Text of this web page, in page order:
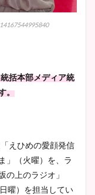
括本部メディア統
。
えひめの愛顔発信
」（火曜）を、ラ
の上のラジオ」
曜）を担当してい